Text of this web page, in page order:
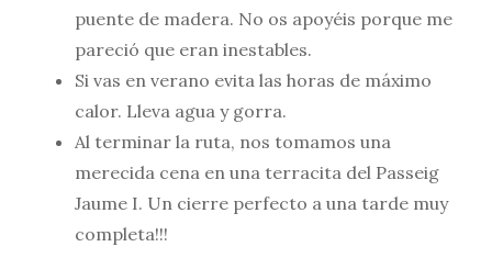
puente de madera. No os apoyéis porque me
pareció que eran inestables.
Si vas en verano evita las horas de máximo
calor. Lleva agua y gorra.
Al terminar la ruta, nos tomamos una
merecida cena en una terracita del Passeig
Jaume I. Un cierre perfecto a una tarde muy
completa!!!